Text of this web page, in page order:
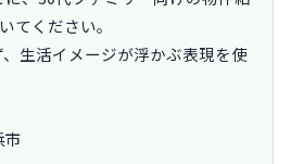
てください。
生活イメージが浮かぶ表現を使
市